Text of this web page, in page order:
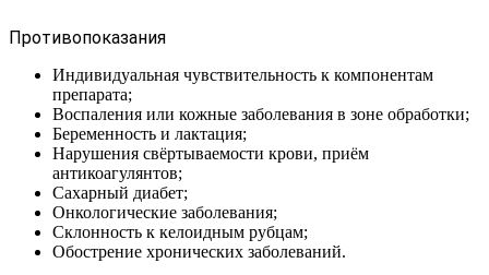
Противопоказания
Индивидуальная чувствительность к компонентам
препарата;
Воспаления или кожные заболевания в зоне обработки;
Беременность и лактация;
Нарушения свёртываемости крови, приём
антикоагулянтов;
Сахарный диабет;
Онкологические заболевания;
Склонность к келоидным рубцам;
Обострение хронических заболеваний.